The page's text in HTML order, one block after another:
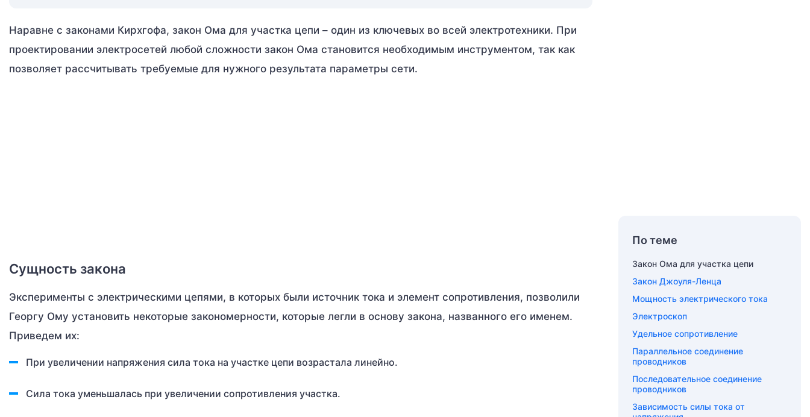
Наравне с законами Кирхгофа, закон Ома для участка цепи – один из ключевых во всей электротехники. При
проектировании электросетей любой сложности закон Ома становится необходимым инструментом, так как
позволяет рассчитывать требуемые для нужного результата параметры сети.
Сущность закона
Эксперименты с электрическими цепями, в которых были источник тока и элемент сопротивления, позволили
Георгу Ому установить некоторые закономерности, которые легли в основу закона, названного его именем.
Приведем их:
При увеличении напряжения сила тока на участке цепи возрастала линейно.
Сила тока уменьшалась при увеличении сопротивления участка.
По теме
Закон Ома для участка цепи
Закон Джоуля-Ленца
Мощность электрического тока
Электроскоп
Удельное сопротивление
Параллельное соединение
проводников
Последовательное соединение
проводников
Зависимость силы тока от